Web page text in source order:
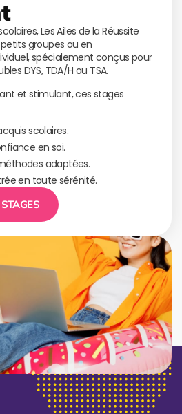
Les Ailes de la Réussite
groupes ou en
spécialement conçus pour
DYS, TDA/H ou TSA.
et stimulant, ces stages
scolaires.
en soi.
adaptées.
en toute sérénité.